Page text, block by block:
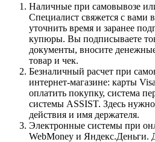
Наличные при самовывозе
Специалист свяжется с вами
уточнить время и заранее
купюры. Вы подписываете
документы, вносите
товар и чек.
Безналичный расчет при
интернет-магазине: карты
оплатить покупку, система
системы ASSIST. Здесь
действия и имя держателя.
Электронные системы при
WebMoney и Яндекс.Деньги.